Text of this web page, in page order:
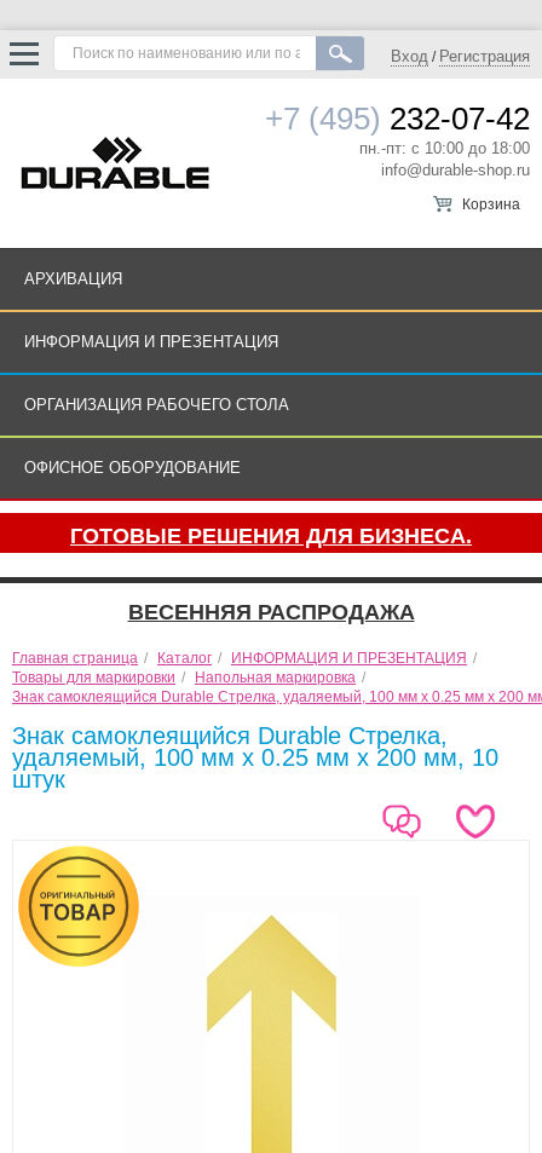
Вход / Регистрация
+7 (495) 232-07-42
пн.-пт: с 10:00 до 18:00
info@durable-shop.ru
Корзина
АРХИВАЦИЯ
ИНФОРМАЦИЯ И ПРЕЗЕНТАЦИЯ
ОРГАНИЗАЦИЯ РАБОЧЕГО СТОЛА
ОФИСНОЕ ОБОРУДОВАНИЕ
ГОТОВЫЕ РЕШЕНИЯ ДЛЯ БИЗНЕСА.
ВЕСЕННЯЯ РАСПРОДАЖА
Главная страница / Каталог / ИНФОРМАЦИЯ И ПРЕЗЕНТАЦИЯ /
Товары для маркировки / Напольная маркировка /
Знак самоклеящийся Durable Стрелка, удаляемый, 100 мм х 0.25 мм х 200
Знак самоклеящийся Durable Стрелка,
удаляемый, 100 мм х 0.25 мм х 200 мм, 10
штук